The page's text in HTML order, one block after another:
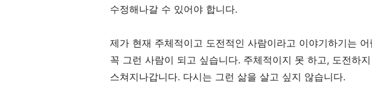
수정해나갈 수 있어야 합니다.
제가 현재 주체적이고 도전적인 사람이라고 이야기하기는
꼭 그런 사람이 되고 싶습니다. 주체적이지 못 하고, 도전하
스쳐지나갑니다. 다시는 그런 삶을 살고 싶지 않습니다.